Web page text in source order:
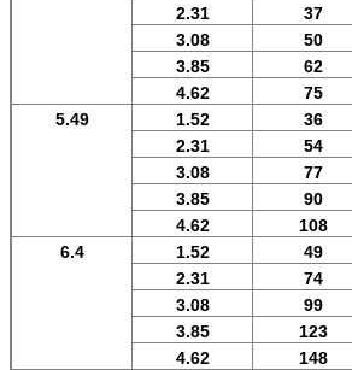
2.31
37
3.08
50
3.85
62
4.62
75
5.49
1.52 36
2.31
54
3.08
77
3.85
90
4.62
108
6.4
1.52 49
2.31
74
3.08
99
3.85
123
4.62
148